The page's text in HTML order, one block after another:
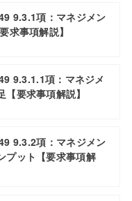
9.3.1項：マネジメン
求事項解説】
9.3.1.1項：マネジメ
要求事項解説】
9.3.2項：マネジメン
プット【要求事項解